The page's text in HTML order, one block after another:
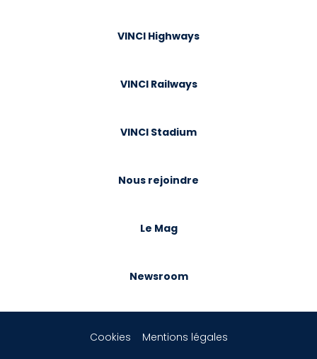
VINCI Highways
VINCI Railways
VINCI Stadium
Nous rejoindre
Le Mag
Newsroom
Cookies Mentions légales